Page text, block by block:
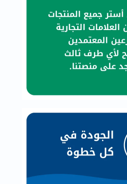
Original
IV
اختبار
التحسس
الغذائي
البشرة
والشعر
العظام
والمفاصل